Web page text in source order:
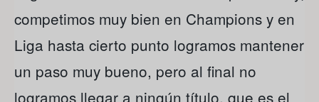
competimos muy bien en Champions y en
Liga hasta cierto punto logramos mantener
un paso muy bueno, pero al final no
logramos llegar a ningún título, que es el